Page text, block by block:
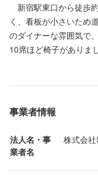
新宿駅東口から徒歩
く、看板が小さいため
のダイナーな雰囲気で
10席ほど椅子がありま
でした。ピザは出来
◼︎オススメメニュー
•マルゲリータ
で、フライドポテトが
事業者情報
法人名・事
業者名
株式会
ピザ生地づくり・窯焼き 盛
求める人物像
・好奇心を持って仕事
選考の流れ
て内定となります。